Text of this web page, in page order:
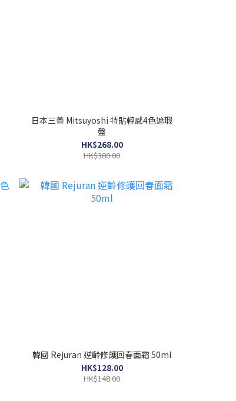
日本三善 Mitsuyoshi 特貼輕感4色遮瑕
盤
HK$268.00
HK$380.00
韓國 Rejuran 逆齡修護回春面霜 50ml
HK$128.00
HK$148.00